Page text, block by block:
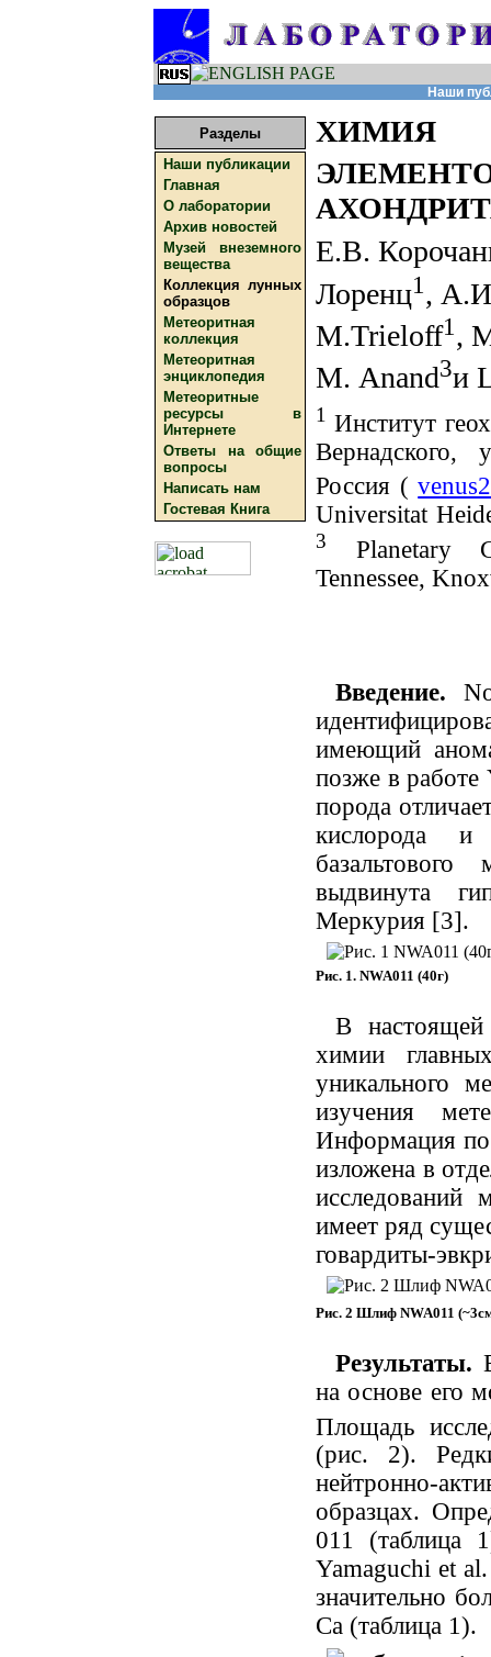
Наши
Разделы
Наши публикации
Главная
О лаборатории
Архив новостей
Музей внеземного
вещества
Коллекция лунных
образцов
Метеоритная
коллекция
Метеоритная
энциклопедия
Метеоритные
ресурсы в
Интернете
Ответы на общие
вопросы
Написать нам
Гостевая Книга
ХИМИЯ
Е.В.
Лоренц1 ,
М.Trieloff1 ,
М. Anand3и
1 Институт
Россия (
Universitat
3
Planetary
Tennessee,
Введение.
имеющий
позже в
порода
кислорода
выдвинута
Меркурия [3].
Рис. 1. NWA011 (40г)
В
химии
уникального
изучения
Информация по
изложена в
исследований
имеет ряд
говардиты-
Рис. 2 Шлиф NWA011
Результаты.
на основе его
Площадь
(рис. 2).
нейтронно-
образцах.
011 (таблица
Yamaguchi et
значительно
Ca (таблица 1).